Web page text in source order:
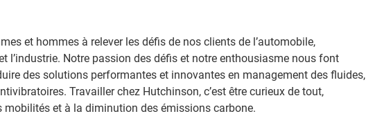
et hommes à relever les défis de nos clients de l’automobile,
l’industrie. Notre passion des défis et notre enthousiasme nous font
des solutions performantes et innovantes en management des fluides,
Travailler chez Hutchinson, c’est être curieux de tout,
mobilités et à la diminution des émissions carbone.